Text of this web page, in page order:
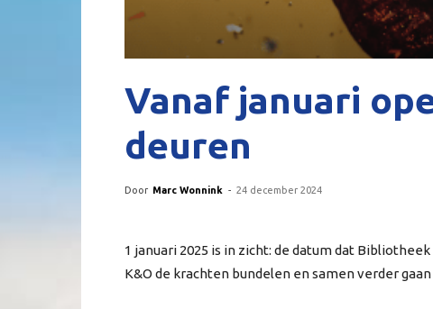
Vanaf januari
deuren
Door Marc Wonnink - 24 december 2024
1 januari 2025 is in zicht: de datum dat
K&O de krachten bundelen en samen verder